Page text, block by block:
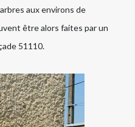
aux environs de
être alors faites par un
51110.